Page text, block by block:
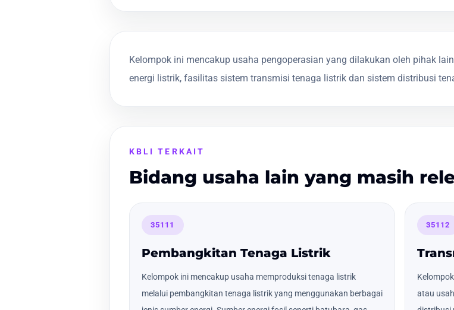
Kelompok ini mencakup usaha pengoperasian yang dilakukan oleh pihak
energi listrik, fasilitas sistem transmisi tenaga listrik dan sistem distribusi
KBLI TERKAIT
Bidang usaha lain yang masih
35111
Pembangkitan Tenaga Listrik
Kelompok ini mencakup usaha memproduksi tenaga listrik
melalui pembangkitan tenaga listrik yang menggunakan berbagai
35112
atau